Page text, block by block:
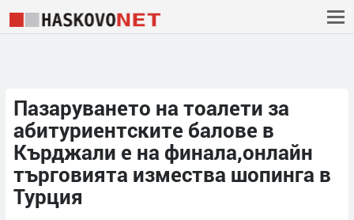
Пазаруването на тоалети за
абитуриентските балове в
Кърджали е на финала,онлайн
търговията измества шопинга в
Турция